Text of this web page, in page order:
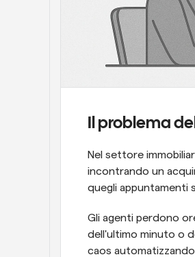
Il problema
Nel settore
incontrando un
quegli appuntamenti
Gli agenti perdono
dell'ultimo minuto o
caos